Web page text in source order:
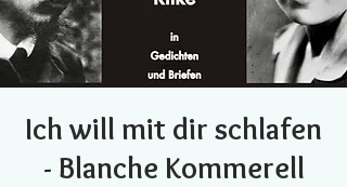
Ich will mit dir schlafen
- Blanche Kommerell